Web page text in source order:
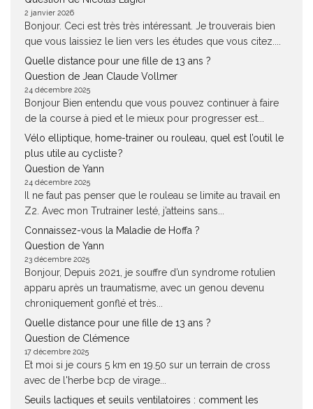
2 janvier 2026
Bonjour. Ceci est très très intéressant. Je trouverais bien
que vous laissiez le lien vers les études que vous citez....
Quelle distance pour une fille de 13 ans ?
Question de Jean Claude Vollmer
24 décembre 2025
Bonjour Bien entendu que vous pouvez continuer à faire
de la course à pied et le mieux pour progresser est...
Vélo elliptique, home-trainer ou rouleau, quel est l’outil le
plus utile au cycliste ?
Question de Yann
24 décembre 2025
Il ne faut pas penser que le rouleau se limite au travail en
Z2. Avec mon Trutrainer lesté, j’atteins sans...
Connaissez-vous la Maladie de Hoffa ?
Question de Yann
23 décembre 2025
Bonjour, Depuis 2021, je souffre d’un syndrome rotulien
apparu après un traumatisme, avec un genou devenu
chroniquement gonflé et très...
Quelle distance pour une fille de 13 ans ?
Question de Clémence
17 décembre 2025
Et moi si je cours 5 km en 19.50 sur un terrain de cross
avec de l'herbe bcp de virage...
Seuils lactiques et seuils ventilatoires : comment les